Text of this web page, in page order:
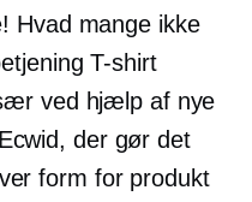
Hvad mange ikke
T-shirt
ved hjælp af nye
der gør det
form for produkt